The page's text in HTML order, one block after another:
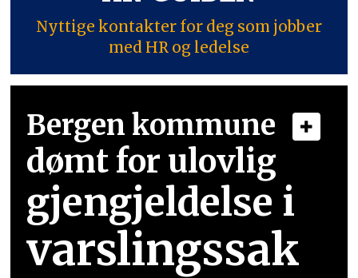
Nyttige kontakter for deg som jobber
med HR og ledelse
Bergen kommune
dømt for ulovlig
gjengjeldelse i
varslingssak